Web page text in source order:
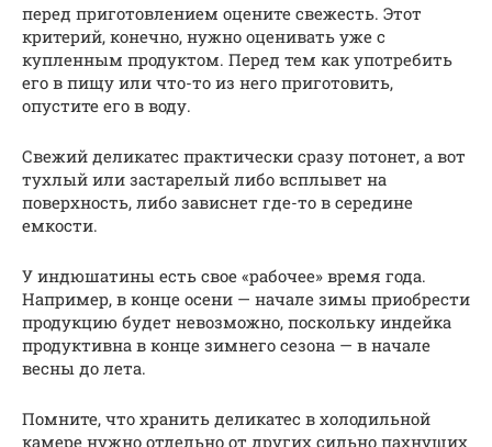
перед приготовлением оцените свежесть. Этот
критерий, конечно, нужно оценивать уже с
купленным продуктом. Перед тем как употребить
его в пищу или что-то из него приготовить,
опустите его в воду.
Свежий деликатес практически сразу потонет, а вот
тухлый или застарелый либо всплывет на
поверхность, либо зависнет где-то в середине
емкости.
У индюшатины есть свое «рабочее» время года.
Например, в конце осени — начале зимы приобрести
продукцию будет невозможно, поскольку индейка
продуктивна в конце зимнего сезона — в начале
весны до лета.
Помните, что хранить деликатес в холодильной
камере нужно отдельно от других сильно пахнущих